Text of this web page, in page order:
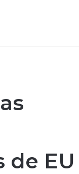
de EU